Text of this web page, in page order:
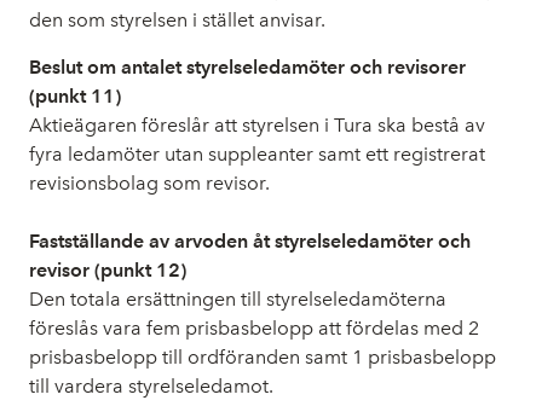
den som styrelsen i stället anvisar.
Beslut om antalet styrelseledamöter och revisorer
(punkt 11)
Aktieägaren föreslår att styrelsen i Tura ska bestå av
fyra ledamöter utan suppleanter samt ett registrerat
revisionsbolag som revisor.
Fastställande av arvoden åt styrelseledamöter och
revisor (punkt 12)
Den totala ersättningen till styrelseledamöterna
föreslås vara fem prisbasbelopp att fördelas med 2
prisbasbelopp till ordföranden samt 1 prisbasbelopp
till vardera styrelseledamot.